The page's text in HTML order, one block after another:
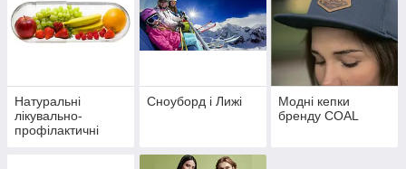
Натуральні
лікувально-
профілактичні
Сноуборд і Лижі
Модні кепки
бренду COAL